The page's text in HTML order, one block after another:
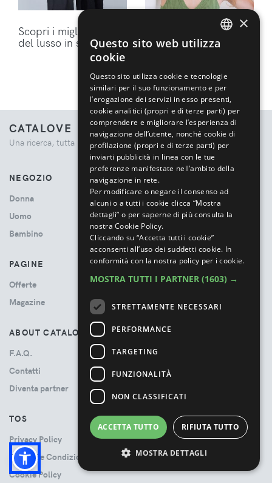
Scopri i migliori brand
del lusso in sconto
Ottieni lo styling
perfetto per i tuoi
CATALOVE
Una ricerca, tutta la moda.
NEGOZIO
Donna
Uomo
Bambino
PAGINE
Offerte
Magazine
ABOUT CATALOVE
F.A.Q.
Contatti
Diventa partner
TOS
Privacy Policy
Termini e Condizioni
Cookie Policy
×
Questo sito web utilizza
cookie
Questo sito utilizza cookie e tecnologie
similari per il suo funzionamento e per
l’erogazione dei servizi in esso presenti,
cookie analitici (propri e di terze parti) per
comprendere e migliorare l’esperienza di
navigazione dell’utente, nonché cookie di
profilazione (propri e di terze parti) per
inviarti pubblicità in linea con le tue
preferenze manifestate nell’ambito della
navigazione in rete.
Per modificare o negare il consenso ad
alcuni o a tutti i cookie clicca “Mostra
dettagli” o per saperne di più consulta la
nostra Cookie Policy.
Cliccando su “Accetta tutti i cookie”
acconsenti all’uso dei suddetti cookie. In
conformità con la nostra policy per i cookie.
MOSTRA TUTTI I PARTNER (1603) →
STRETTAMENTE NECESSARI
PERFORMANCE
TARGETING
FUNZIONALITÀ
NON CLASSIFICATI
ACCETTA TUTTO RIFIUTA TUTTO
MOSTRA DETTAGLI